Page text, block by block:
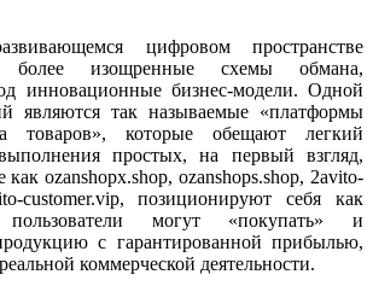
цифровом пространстве
более изощренные схемы обмана,
инновационные бизнес-модели. Одной
являются так называемые «платформы
товаров», которые обещают легкий
простых, на первый взгляд,
как ozanshopx.shop, ozanshops.shop, 2avito-
customer.vip, позиционируют себя как
могут «покупать» и
с гарантированной прибылью,
коммерческой деятельности.